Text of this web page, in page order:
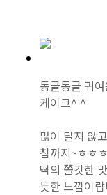
동글동글 귀
케이크^ ^
많이 달지 않
칩까지~ㅎㅎㅎ
떡의 쫄깃한
듯한 느낌이